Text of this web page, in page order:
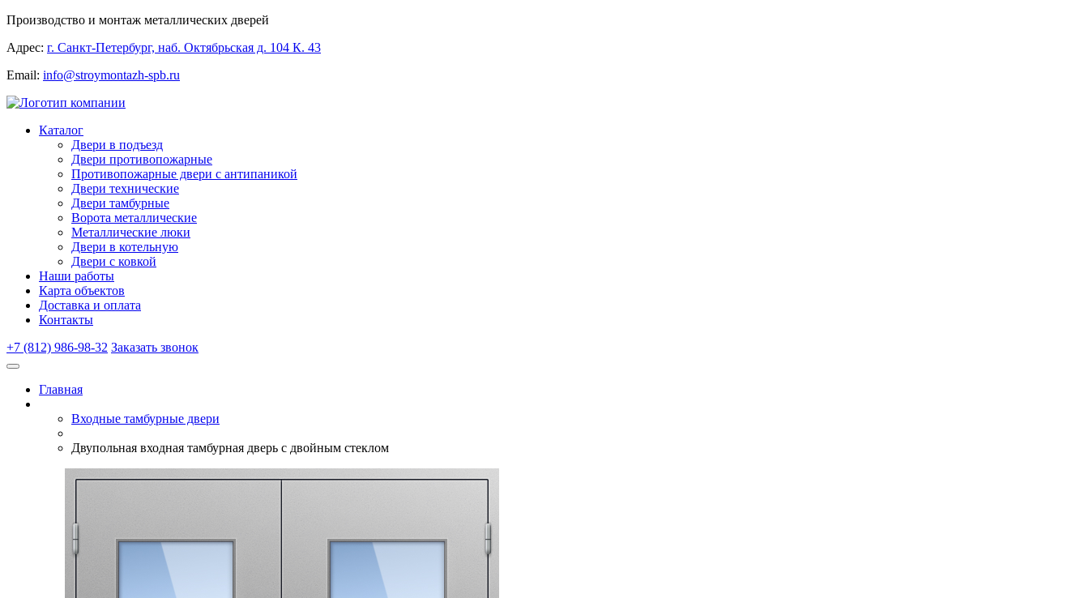
Производство и монтаж металлических дверей
Адрес: г. Санкт-Петербург, наб. Октябрьская д. 104 К. 43
Email: info@stroymontazh-spb.ru
Каталог
Двери в подъезд
Двери противопожарные
Противопожарные двери с антипаникой
Двери технические
Двери тамбурные
Ворота металлические
Металлические люки
Двери в котельную
Двери с ковкой
Наши работы
Карта объектов
Доставка и оплата
Контакты
+7 (812) 986-98-32 Заказать звонок
Главная
Входные тамбурные двери
Двупольная входная тамбурная дверь с двойным стеклом